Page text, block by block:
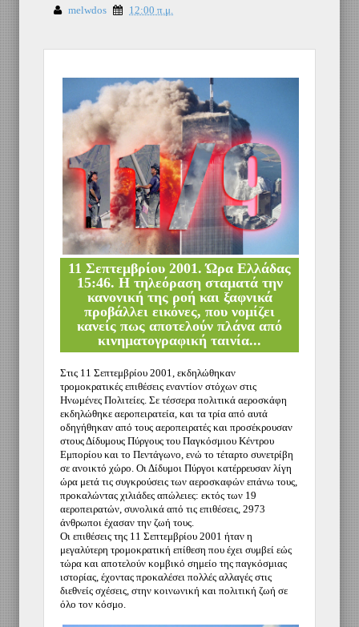
melwdos 12:00 π.μ.
11 Σεπτεμβρίου 2001. Ώρα Ελλάδας
15:46. Η τηλεόραση σταματά την
κανονική της ροή και ξαφνικά
προβάλλει εικόνες, που νομίζει
κανείς πως αποτελούν πλάνα από
κινηματογραφική ταινία...
Στις 11 Σεπτεμβρίου 2001, εκδηλώθηκαν
τρομοκρατικές επιθέσεις εναντίον στόχων στις
Ηνωμένες Πολιτείες. Σε τέσσερα πολιτικά αεροσκάφη
εκδηλώθηκε αεροπειρατεία, και τα τρία από αυτά
οδηγήθηκαν από τους αεροπειρατές και προσέκρουσαν
στους Δίδυμους Πύργους του Παγκόσμιου Κέντρου
Εμπορίου και το Πεντάγωνο, ενώ το τέταρτο συνετρίβη
σε ανοικτό χώρο. Οι Δίδυμοι Πύργοι κατέρρευσαν λίγη
ώρα μετά τις συγκρούσεις των αεροσκαφών επάνω τους,
προκαλώντας χιλιάδες απώλειες: εκτός των 19
αεροπειρατών, συνολικά από τις επιθέσεις, 2973
άνθρωποι έχασαν την ζωή τους.
Οι επιθέσεις της 11 Σεπτεμβρίου 2001 ήταν η
μεγαλύτερη τρομοκρατική επίθεση που έχει συμβεί εώς
τώρα και αποτελούν κομβικό σημείο της παγκόσμιας
ιστορίας, έχοντας προκαλέσει πολλές αλλαγές στις
διεθνείς σχέσεις, στην κοινωνική και πολιτική ζωή σε
όλο τον κόσμο.